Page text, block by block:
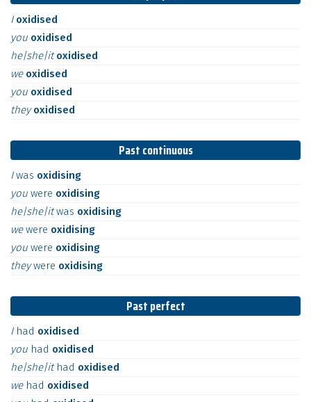
I oxidised
you oxidised
he|she|itoxidised
we oxidised
you oxidised
theyoxidised
Past continuous
Iwas oxidising
you were oxidising
he|she|itwas oxidising
wewere oxidising
you were oxidising
theywere oxidising
Past perfect
I had oxidised
you had oxidised
he|she|it had oxidised
we had oxidised